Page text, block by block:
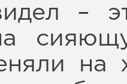
–
на